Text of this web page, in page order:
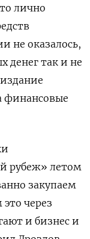
лично
не оказалось,
денег так и не
финансовые
рубеж» летом
закупаем
через
и бизнес и